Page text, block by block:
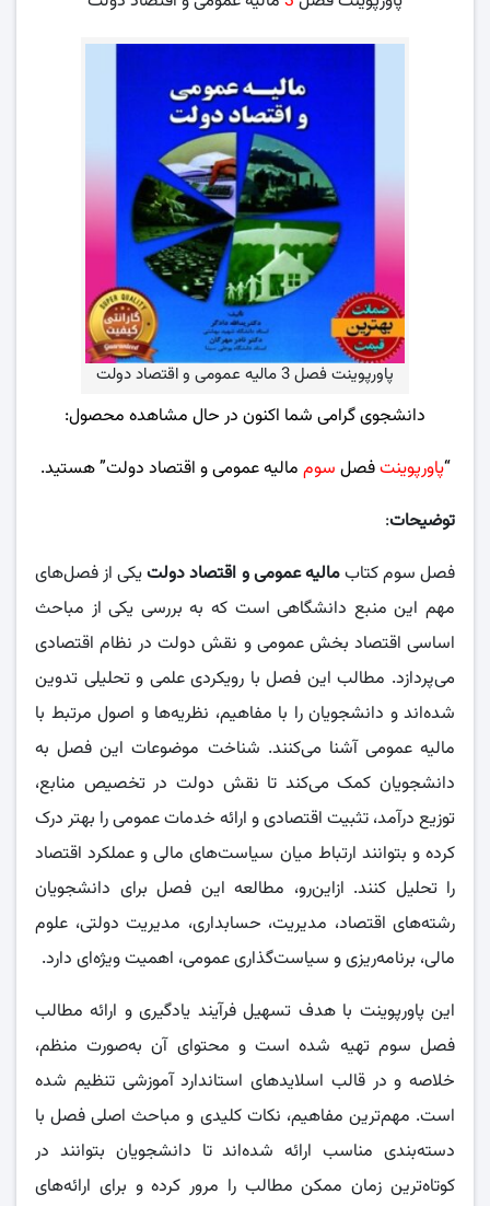
پاورپوینت فصل 3 مالیه عمومی و اقتصاد دولت
دانشجوی گرامی شما اکنون در حال مشاهده محصول:
“پاورپوینتفصل سوم مالیه عمومی و اقتصاد دولت” هستید.
توضیحات:
فصل سوم کتابمالیه عمومی و اقتصاد دولتیکی از فصل‌های
مهم این منبع دانشگاهی است که به بررسی یکی از مباحث
اساسی اقتصاد بخش عمومی و نقش دولت در نظام اقتصادی
می‌پردازد. مطالب این فصل با رویکردی علمی و تحلیلی تدوین
شده‌اند و دانشجویان را با مفاهیم، نظریه‌ها و اصول مرتبط با
مالیه عمومی آشنا می‌کنند. شناخت موضوعات این فصل به
دانشجویان کمک می‌کند تا نقش دولت در تخصیص منابع،
توزیع درآمد، تثبیت اقتصادی و ارائه خدمات عمومی را بهتر درک
کرده و بتوانند ارتباط میان سیاست‌های مالی و عملکرد اقتصاد
را تحلیل کنند. ازاین‌رو، مطالعه این فصل برای دانشجویان
رشته‌های اقتصاد، مدیریت، حسابداری، مدیریت دولتی، علوم
مالی، برنامه‌ریزی و سیاست‌گذاری عمومی، اهمیت ویژه‌ای دارد.
این پاورپوینت با هدف تسهیل فرآیند یادگیری و ارائه مطالب
فصل سوم تهیه شده است و محتوای آن به‌صورت منظم،
خلاصه و در قالب اسلایدهای استاندارد آموزشی تنظیم شده
است. مهم‌ترین مفاهیم، نکات کلیدی و مباحث اصلی فصل با
دسته‌بندی مناسب ارائه شده‌اند تا دانشجویان بتوانند در
کوتاه‌ترین زمان ممکن مطالب را مرور کرده و برای ارائه‌های